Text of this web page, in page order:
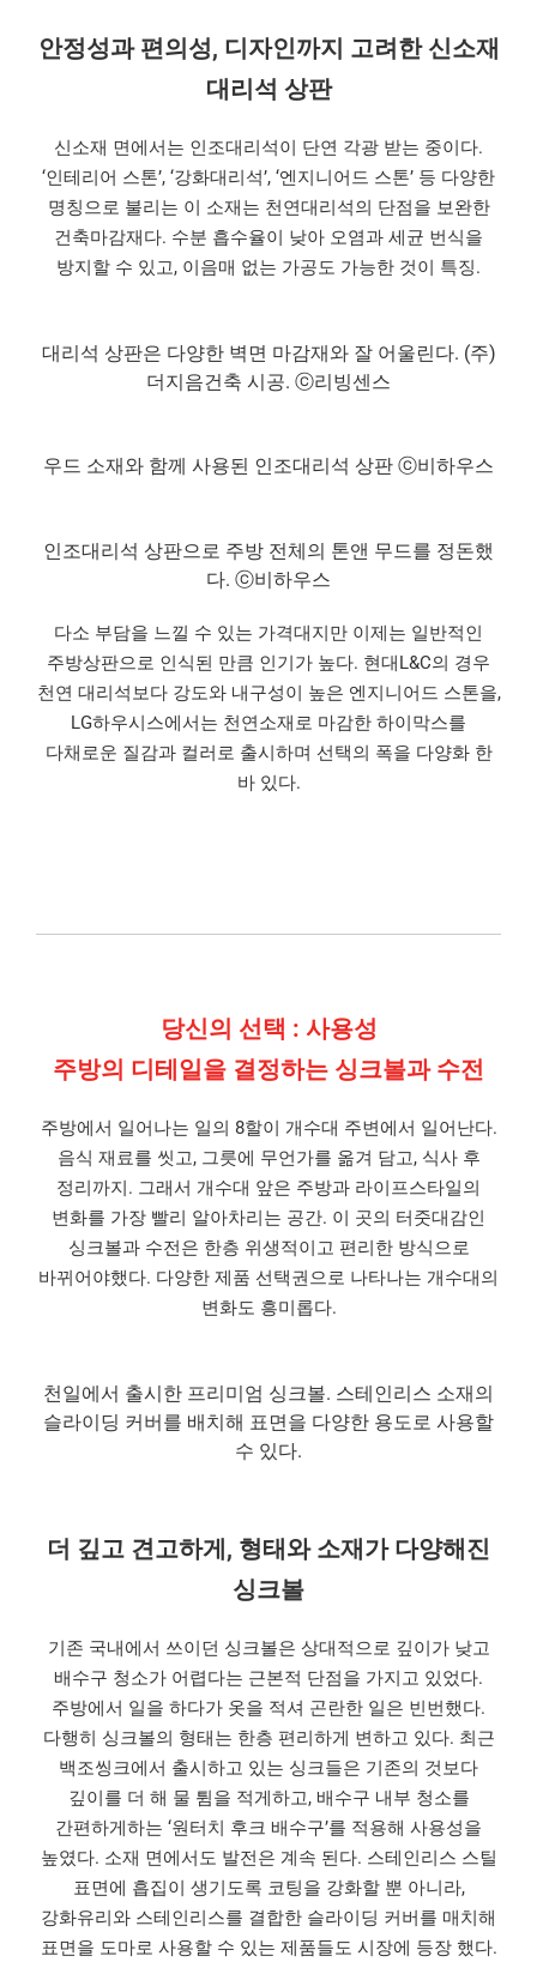
안정성과 편의성, 디자인까지 고려한 신소재
대리석 상판
신소재 면에서는 인조대리석이 단연 각광 받는 중이다.
‘인테리어 스톤’, ‘강화대리석’, ‘엔지니어드 스톤’ 등 다양한
명칭으로 불리는 이 소재는 천연대리석의 단점을 보완한
건축마감재다. 수분 흡수율이 낮아 오염과 세균 번식을
방지할 수 있고, 이음매 없는 가공도 가능한 것이 특징.
대리석 상판은 다양한 벽면 마감재와 잘 어울린다. (주)
더지음건축 시공. ⓒ리빙센스
우드 소재와 함께 사용된 인조대리석 상판 ⓒ비하우스
인조대리석 상판으로 주방 전체의 톤앤 무드를 정돈했
다. ⓒ비하우스
다소 부담을 느낄 수 있는 가격대지만 이제는 일반적인
주방상판으로 인식된 만큼 인기가 높다. 현대L&C의 경우
천연 대리석보다 강도와 내구성이 높은 엔지니어드 스톤을,
LG하우시스에서는 천연소재로 마감한 하이막스를
다채로운 질감과 컬러로 출시하며 선택의 폭을 다양화 한
바 있다.
당신의 선택 : 사용성
주방의 디테일을 결정하는 싱크볼과 수전
주방에서 일어나는 일의 8할이 개수대 주변에서 일어난다.
음식 재료를 씻고, 그릇에 무언가를 옮겨 담고, 식사 후
정리까지. 그래서 개수대 앞은 주방과 라이프스타일의
변화를 가장 빨리 알아차리는 공간. 이 곳의 터줏대감인
싱크볼과 수전은 한층 위생적이고 편리한 방식으로
바뀌어야했다. 다양한 제품 선택권으로 나타나는 개수대의
변화도 흥미롭다.
천일에서 출시한 프리미엄 싱크볼. 스테인리스 소재의
슬라이딩 커버를 배치해 표면을 다양한 용도로 사용할
수 있다.
더 깊고 견고하게, 형태와 소재가 다양해진
싱크볼
기존 국내에서 쓰이던 싱크볼은 상대적으로 깊이가 낮고
배수구 청소가 어렵다는 근본적 단점을 가지고 있었다.
주방에서 일을 하다가 옷을 적셔 곤란한 일은 빈번했다.
다행히 싱크볼의 형태는 한층 편리하게 변하고 있다. 최근
백조씽크에서 출시하고 있는 싱크들은 기존의 것보다
깊이를 더 해 물 튐을 적게하고, 배수구 내부 청소를
간편하게하는 ‘원터치 후크 배수구’를 적용해 사용성을
높였다. 소재 면에서도 발전은 계속 된다. 스테인리스 스틸
표면에 흡집이 생기도록 코팅을 강화할 뿐 아니라,
강화유리와 스테인리스를 결합한 슬라이딩 커버를 매치해
표면을 도마로 사용할 수 있는 제품들도 시장에 등장 했다.